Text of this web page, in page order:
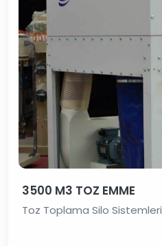
3500 M3 TOZ EMME
Toz Toplama Silo Sistemleri